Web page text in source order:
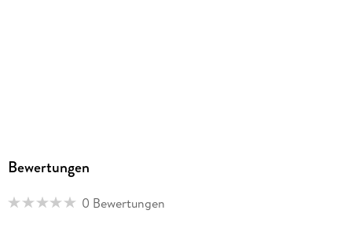
Bewertungen
0 Bewertungen